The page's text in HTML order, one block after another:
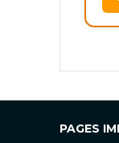
PAGES